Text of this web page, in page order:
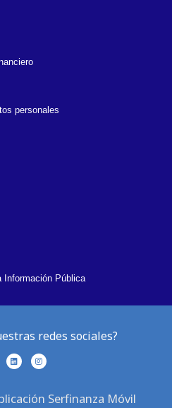
personales
Información Pública
redes sociales?
L
i
d
I
n
g Serfinanza Móvil